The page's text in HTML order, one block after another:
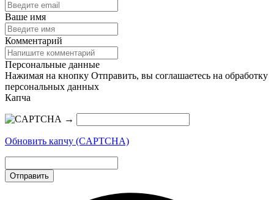
Ваше имя
Комментарий
Персональные данные
Нажимая на кнопку Отправить, вы соглашаетесь на обработку
персональных данных
Капча
→
Обновить капчу (CAPTCHA)
Отправить